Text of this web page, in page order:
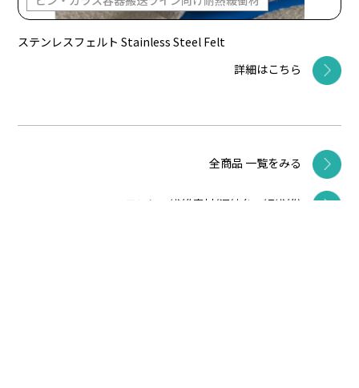
ステンレスフェルト Stainless Steel Felt
詳細はこちら
全商品 一覧をみる
ステンレス繊維素材(混紡糸、短繊維)